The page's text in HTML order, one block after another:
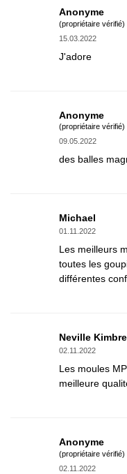
Anonyme
(propriétaire vérifié)
15.03.2022
J'adore
Anonyme
(propriétaire vérifié)
09.05.2022
des balles
Michael
01.11.2022
Les meilleurs
toutes les
différentes
Neville
02.11.2022
Les moules
meilleure
Anonyme
(propriétaire vérifié)
02.11.2022